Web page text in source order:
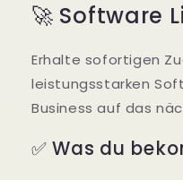
🚀 Software
Erhalte sofortigen
leistungsstarken
Business auf das
✅ Was du